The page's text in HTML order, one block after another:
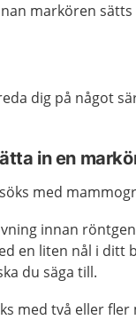
markören
dig på något
in en
med
innan
en liten nål i ditt
du säga till.
med två eller